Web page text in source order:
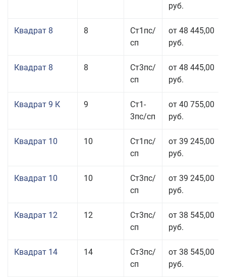
руб.
Квадрат 8 8
Ст1пс/
сп
от 48 445,00
руб.
Квадрат 8 8
Ст3пс/
сп
от 48 445,00
руб.
Квадрат 9 К 9
Ст1-
3пс/сп
от 40 755,00
руб.
Квадрат 10 10
Ст1пс/
сп
от 39 245,00
руб.
Квадрат 10 10
Ст3пс/
сп
от 39 245,00
руб.
Квадрат 12 12
Ст3пс/
сп
от 38 545,00
руб.
Квадрат 14 14
Ст3пс/
сп
от 38 545,00
руб.